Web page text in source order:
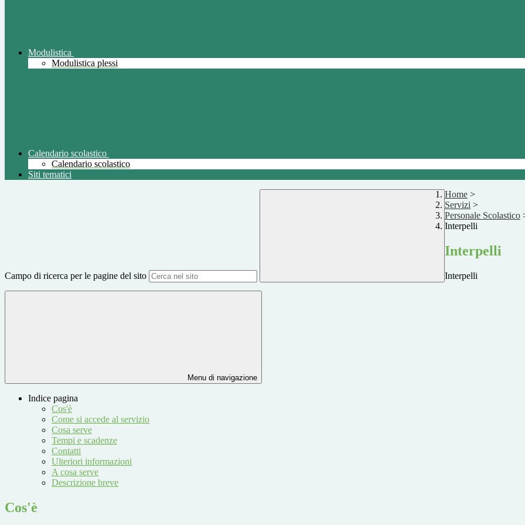
Modulistica
Modulistica plessi
Calendario scolastico
Calendario scolastico
Siti tematici
Campo di ricerca per le pagine del sito
Home >
Servizi >
Personale Scolastico
Interpelli
Interpelli
Interpelli
Menu di navigazione
Indice pagina
Cos'è
Come si accede al servizio
Cosa serve
Tempi e scadenze
Contatti
Ulteriori informazioni
A cosa serve
Descrizione breve
Cos'è